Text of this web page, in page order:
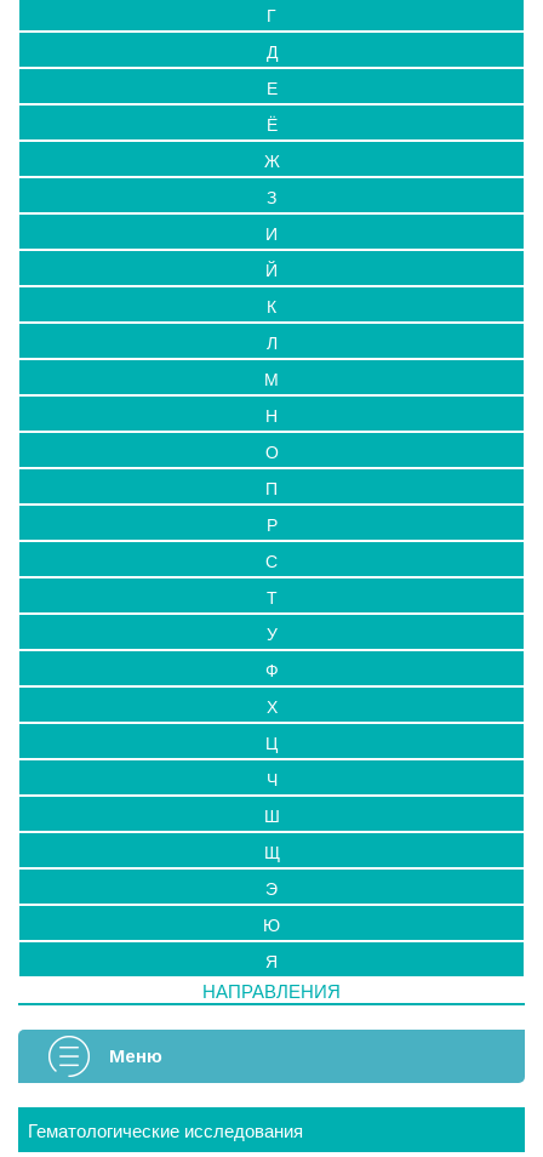
Г
Д
Е
Ё
Ж
З
И
Й
К
Л
М
Н
О
П
Р
С
Т
У
Ф
Х
Ц
Ч
Ш
Щ
Э
Ю
Я
НАПРАВЛЕНИЯ
Меню
Гематологические исследования